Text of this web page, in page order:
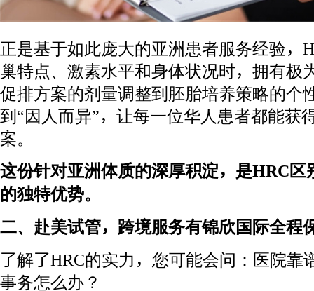
正是基于如此庞大的亚洲患者服务经验，
巢特点、激素水平和身体状况时，拥有极
促排方案的剂量调整到胚胎培养策略的个
到“因人而异”，让每一位华人患者都能获
案。
这份针对亚洲体质的深厚积淀，是HRC区
的独特优势。
二、赴美试管，跨境服务有锦欣国际全程
了解了HRC的实力，您可能会问：医院靠
事务怎么办？